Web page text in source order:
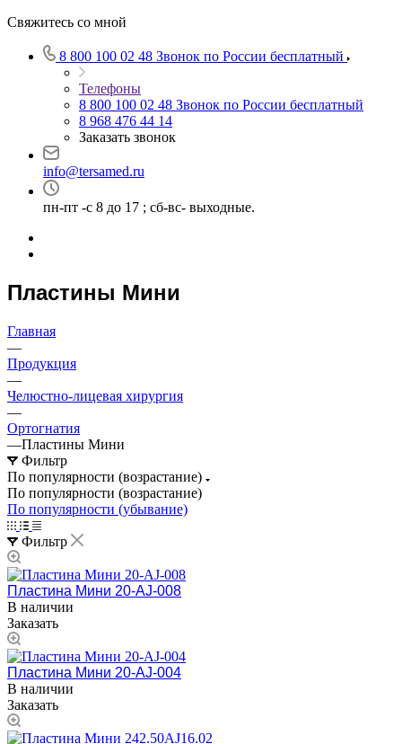
Свяжитесь со мной
8 800 100 02 48 Звонок по России бесплатный
Телефоны
8 800 100 02 48 Звонок по России бесплатный
8 968 476 44 14
Заказать звонок
info@tersamed.ru
пн-пт -с 8 до 17 ; сб-вс- выходные.
Пластины Мини
Главная
—
Продукция
—
Челюстно-лицевая хирургия
—
Ортогнатия
—Пластины Мини
Фильтр
По популярности (возрастание)
По популярности (возрастание)
По популярности (убывание)
Фильтр
Пластина Мини 20-AJ-008
В наличии
Заказать
Пластина Мини 20-AJ-004
В наличии
Заказать